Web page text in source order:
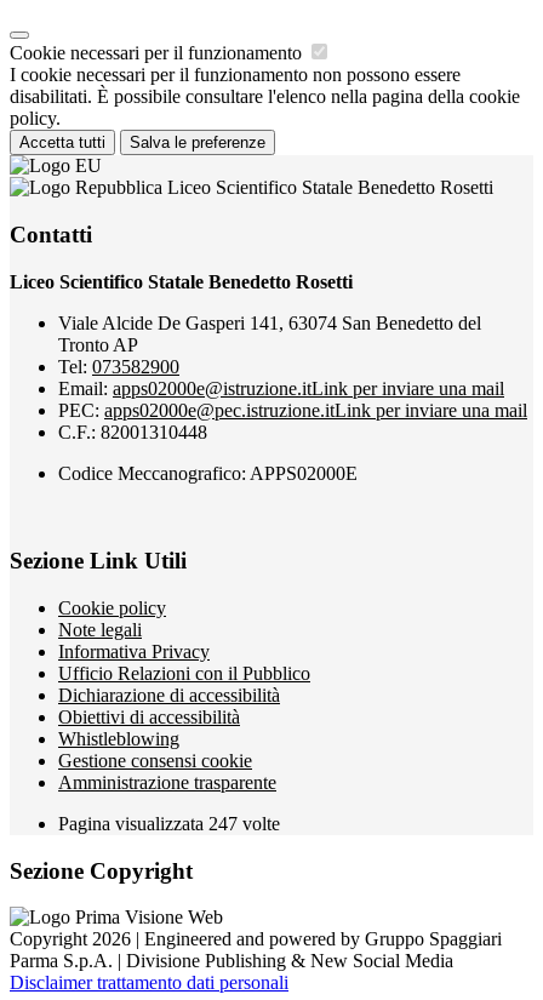
Cookie necessari per il funzionamento
I cookie necessari per il funzionamento non possono essere
disabilitati. È possibile consultare l'elenco nella pagina della cookie
policy.
Accetta tutti Salva le preferenze
Liceo Scientifico Statale Benedetto Rosetti
Contatti
Liceo Scientifico Statale Benedetto Rosetti
Viale Alcide De Gasperi 141, 63074 San Benedetto del
Tronto AP
Tel: 073582900
Email: apps02000e@istruzione.itLink per inviare una mail
PEC: apps02000e@pec.istruzione.itLink per inviare una mail
C.F.: 82001310448
Codice Meccanografico: APPS02000E
Sezione Link Utili
Cookie policy
Note legali
Informativa Privacy
Ufficio Relazioni con il Pubblico
Dichiarazione di accessibilità
Obiettivi di accessibilità
Whistleblowing
Gestione consensi cookie
Amministrazione trasparente
Pagina visualizzata 247 volte
Sezione Copyright
Copyright 2026 | Engineered and powered by Gruppo Spaggiari
Parma S.p.A. | Divisione Publishing & New Social Media
Disclaimer trattamento dati personali